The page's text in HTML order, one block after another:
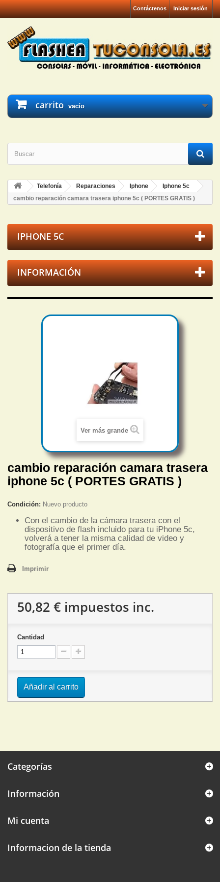
Iniciar sesión
Contáctenos
carrito vacío
Telefonía Reparaciones Iphone
Iphone 5c
cambio reparación camara trasera iphone 5c ( PORTES GRATIS )
IPHONE 5C
INFORMACIÓN
Ver más grande
cambio reparación camara trasera
iphone 5c ( PORTES GRATIS )
Condición: Nuevo producto
Con el cambio de la cámara trasera con el
dispositivo de flash incluido para tu iPhone 5c,
volverá a tener la misma calidad de video y
fotografía que el primer día.
Imprimir
50,82 € impuestos inc.
Cantidad
Añadir al carrito
Categorías
Información
Mi cuenta
Informacion de la tienda